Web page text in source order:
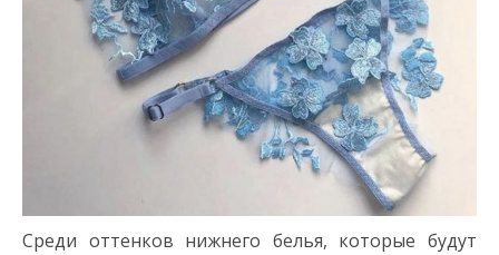
Среди оттенков нижнего белья, которые будут